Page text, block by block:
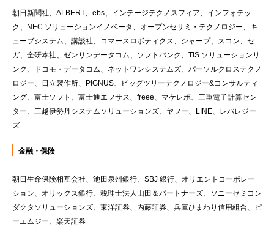
朝日新聞社、ALBERT、ebs、インテージテクノスフィア、インフォテッ
ク、NEC ソリューションイノベータ、オープンセサミ・テクノロジー、キ
ューブシステム、講談社、コマースロボティクス、シャープ、スコン、セ
ガ、全研本社、ゼンリンデータコム、ソフトバンク、TIS ソリューションリ
ンク、ドコモ・データコム、ネットワンシステムズ、パーソルクロステクノ
ロジー、日立製作所、PIGNUS、ビッグツリーテクノロジー&コンサルティ
ング、富士ソフト、富士通エフサス、freee、マケレボ、三重電子計算セン
ター、三越伊勢丹システムソリューションズ、ヤフー、LINE、レバレジー
ズ
金融・保険
朝日生命保険相互会社、池田泉州銀行、SBJ 銀行、オリエントコーポレー
ション、オリックス銀行、税理士法人山田＆パートナーズ、ソニーセミコン
ダクタソリューションズ、東洋証券、内藤証券、兵庫ひまわり信用組合、ピ
ーエムジー、楽天証券